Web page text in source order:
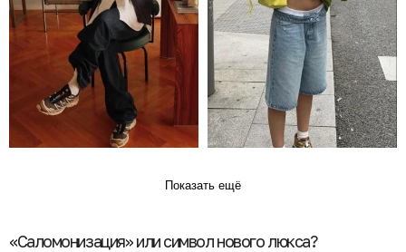
Показать ещё
«Саломонизация» или символ нового люкса?